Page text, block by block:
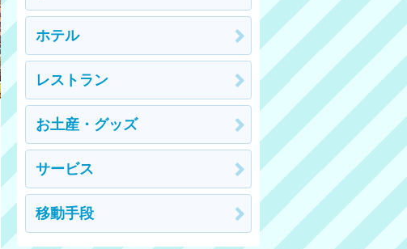
ホテル
レストラン
お土産・グッズ
サービス
移動手段